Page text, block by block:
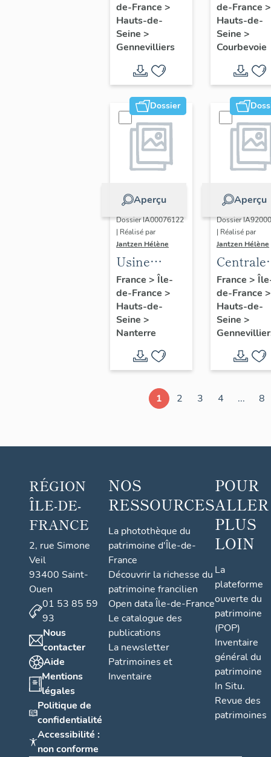
aéronautique
Mathis,
puis usine
construction
mécanique
Général
Motors
de-France >
Hauts-de-
Seine >
Gennevilliers
Air
puis
A.L.
(détruit
après
de-France >
Hauts-de-
Seine >
Courbevoie
Dossier
Aperçu
Dossier IA00076122
| Réalisé par
Jantzen Hélène
Usine
métallurgique,
usine de
matériel
électrique
industriel
Dinin, puis
Accumulateurs
Électriques,
Fulmen
CGC
(détruit
après
inventaire)
France > Île-
de-France >
Hauts-de-
Seine >
Nanterre
Aperçu
Dossier
| Réalisé par
Jantzen Hélène
Centrale
(détruite
après
France >
de-France >
Hauts-de-
Seine >
1 2 3 4 ... 8
RÉGION
ÎLE-DE-
FRANCE
2, rue Simone
Veil
93400 Saint-
Ouen
01 53 85 59
93
Nous
contacter
Aide
Mentions
légales
Politique de
confidentialité
Accessibilité :
non conforme
NOS
RESSOURCES
La photothèque du
patrimoine d'Île-de-
France
Découvrir la richesse du
patrimoine francilien
Open data Île-de-France
Le catalogue des
publications
La newsletter
Patrimoines et
Inventaire
POUR
ALLER
PLUS
LOIN
La
plateforme
ouverte du
patrimoine
(POP)
Inventaire
général du
patrimoine
In Situ.
Revue des
patrimoines